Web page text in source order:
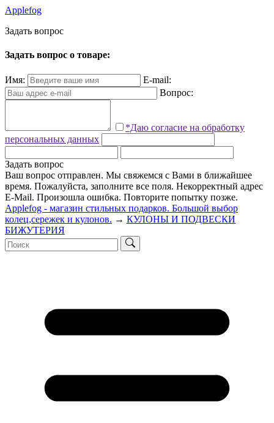
Applefog
Задать вопрос
Задать вопрос о товаре:
Имя:
E-mail:
Вопрос:
*Даю согласие на обработку
персональных данных
Задать вопрос
Ваш вопрос отправлен. Мы свяжемся с Вами в ближайшее
время. Пожалуйста, заполните все поля. Некорректный адрес
E-Mail. Произошла ошибка. Повторите попытку позже.
Applefog - магазин стильных подарков. Большой выбор
колец,сережек и кулонов. → КУЛОНЫ И ПОДВЕСКИ
БИЖУТЕРИЯ